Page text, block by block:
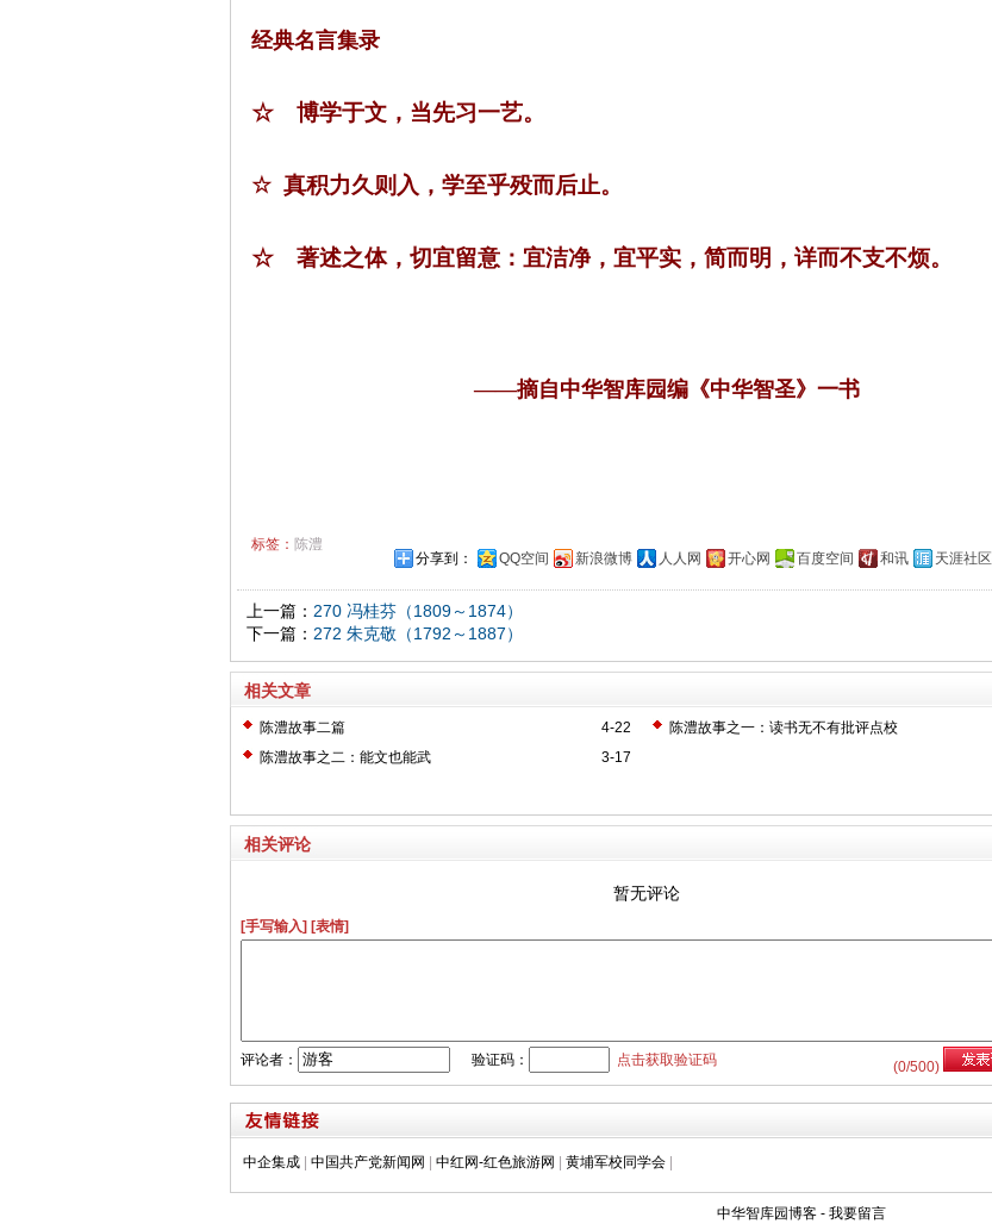
经典名言集录
☆ 博学于文，当先习一艺。
☆ 真积力久则入，学至乎殁而后止。
☆ 著述之体，切宜留意：宜洁净，宜平实，简而明，详而不支不烦。
——摘自中华智库园编《中华智圣》一书
标签： 陈澧
分享到：
QQ空间 新浪微博 人人网 开心网 百度空间 和讯 天涯社区
上一篇： 270 冯桂芬（1809～1874）
下一篇： 272 朱克敬（1792～1887）
相关文章
4-22
陈澧故事二篇
陈澧故事之一：读书无不有批评点校
3-17
陈澧故事之二：能文也能武
相关评论
暂无评论
[手写输入] [表情]
(0/500)
评论者： 验证码： 点击获取验证码
中企集成 中国共产党新闻网 中红网-红色旅游网 黄埔军校同学会
中华智库园博客- 我要留言